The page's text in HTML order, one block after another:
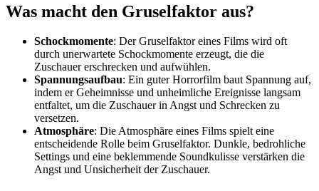
Was macht den Gruselfaktor aus?
Schockmomente: Der Gruselfaktor eines Films wird oft
durch unerwartete Schockmomente erzeugt, die die
Zuschauer erschrecken und aufwühlen.
Spannungsaufbau: Ein guter Horrorfilm baut Spannung auf,
indem er Geheimnisse und unheimliche Ereignisse langsam
entfaltet, um die Zuschauer in Angst und Schrecken zu
versetzen.
Atmosphäre: Die Atmosphäre eines Films spielt eine
entscheidende Rolle beim Gruselfaktor. Dunkle, bedrohliche
Settings und eine beklemmende Soundkulisse verstärken die
Angst und Unsicherheit der Zuschauer.